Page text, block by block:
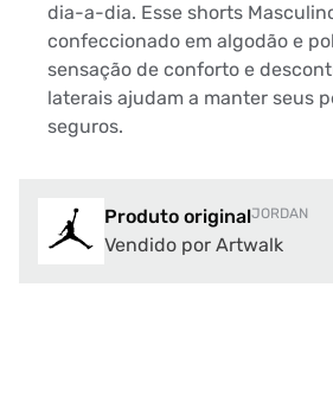
dia-a-dia. Esse shorts
confeccionado em algodão e
sensação de conforto e
laterais ajudam a manter seus
seguros.
Produto originalJORDAN
Vendido por Artwalk